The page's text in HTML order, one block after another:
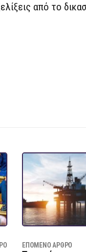
από το
ΕΠΌΜΕΝΟ ΆΡΘΡΟ